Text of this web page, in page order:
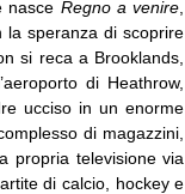
nasce Regno a venire
la speranza di scoprire
si reca a Brooklands,
di Heathrow,
ucciso in un enorme
di magazzini,
propria televisione via
di calcio, hockey e